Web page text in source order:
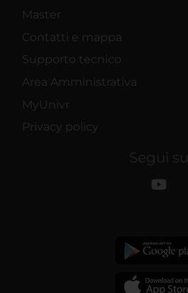
Master
Contatti e mappa
Supporto tecnico
Area Amministrativa
MyUnivr
Privacy policy
Segui su